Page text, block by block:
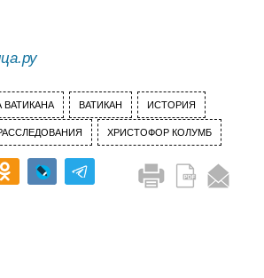
ВАТИКАНА ВАТИКАН ИСТОРИЯ
ХРИСТОФОР КОЛУМБ